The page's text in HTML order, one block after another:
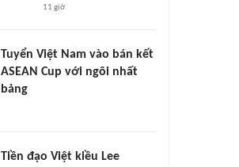
11 giờ
Tuyển Việt Nam vào bán kết
ASEAN Cup với ngôi nhất
bảng
Tiền đạo Việt kiều Lee